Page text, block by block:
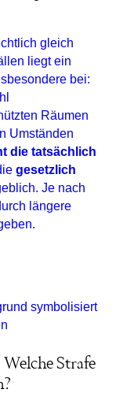
gleich
liegt ein
bei:
Räumen
Umständen
die tatsächlich
gesetzlich
Je nach
längere
Strafe